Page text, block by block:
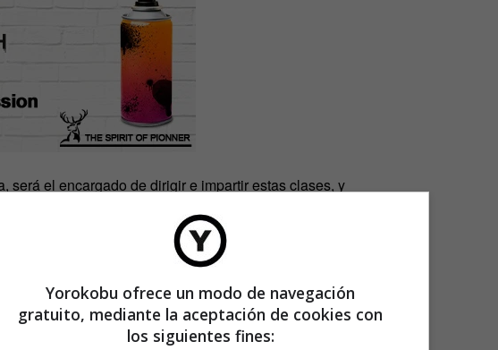
será el encargado de dirigir e impartir estas clases, y
su propio graffiti.
tienen tantos puntos en común que el artista ha
tiene el papel predominante. Esta técnica pictórica y
que cuenta con una trayectoria de más de 125
Yorokobu ofrece un modo de navegación
gratuito, mediante la aceptación de cookies con
los siguientes fines: